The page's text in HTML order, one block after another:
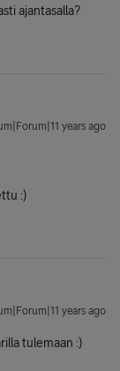
ajantasalla?
years ago
:)
years ago
tulemaan :)